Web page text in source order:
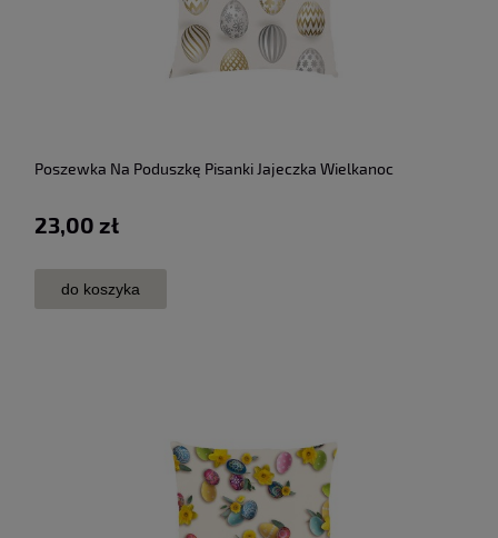
Poszewka Na Poduszkę Pisanki Jajeczka Wielkanoc
23,00 zł
do koszyka